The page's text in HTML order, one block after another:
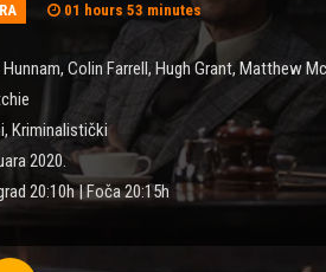
01 hours 53 minutes
, Colin Farrell, Hugh Grant, Matthew
, Kriminalistički
2020.
20:10h | Foča 20:15h